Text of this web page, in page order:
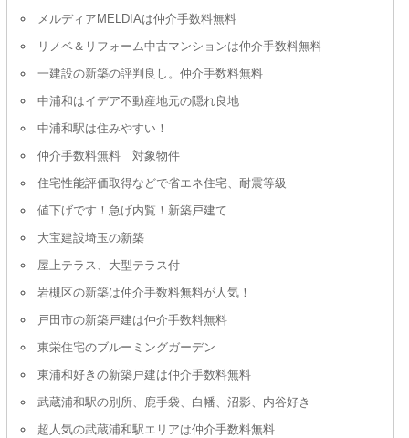
メルディアMELDIAは仲介手数料無料
リノベ＆リフォーム中古マンションは仲介手数料無料
一建設の新築の評判良し。仲介手数料無料
中浦和はイデア不動産地元の隠れ良地
中浦和駅は住みやすい！
仲介手数料無料 対象物件
住宅性能評価取得などで省エネ住宅、耐震等級
値下げです！急げ内覧！新築戸建て
大宝建設埼玉の新築
屋上テラス、大型テラス付
岩槻区の新築は仲介手数料無料が人気！
戸田市の新築戸建は仲介手数料無料
東栄住宅のブルーミングガーデン
東浦和好きの新築戸建は仲介手数料無料
武蔵浦和駅の別所、鹿手袋、白幡、沼影、内谷好き
超人気の武蔵浦和駅エリアは仲介手数料無料